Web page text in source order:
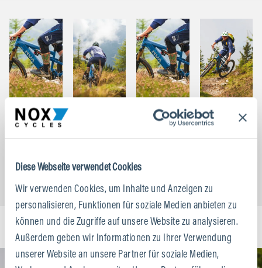
Diese Webseite verwendet Cookies
Wir verwenden Cookies, um Inhalte und Anzeigen zu
personalisieren, Funktionen für soziale Medien anbieten zu
können und die Zugriffe auf unsere Website zu analysieren.
Außerdem geben wir Informationen zu Ihrer Verwendung
unserer Website an unsere Partner für soziale Medien,